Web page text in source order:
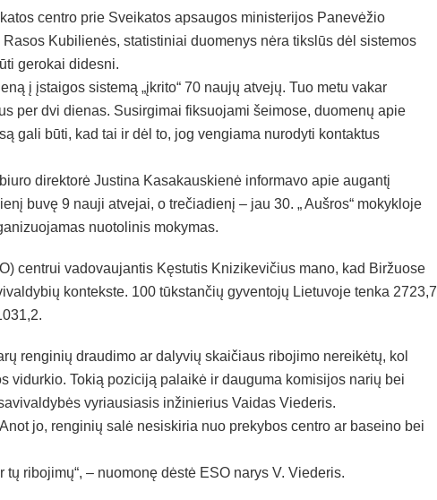
centro prie Sveikatos apsaugos ministerijos Panevėžio
Kubilienės, statistiniai duomenys nėra tikslūs dėl sistemos
gerokai didesni.
į įstaigos sistemą „įkrito“ 70 naujų atvejų. Tuo metu vakar
per dvi dienas. Susirgimai fiksuojami šeimose, duomenų apie
gali būti, kad tai ir dėl to, jog vengiama nurodyti kontaktus
direktorė Justina Kasakauskienė informavo apie augantį
buvę 9 nauji atvejai, o trečiadienį – jau 30. „ Aušros“ mokykloje
nuotolinis mokymas.
centrui vadovaujantis Kęstutis Knizikevičius mano, kad Biržuose
kontekste. 100 tūkstančių gyventojų Lietuvoje tenka 2723,7
renginių draudimo ar dalyvių skaičiaus ribojimo nereikėtų, kol
vidurkio. Tokią poziciją palaikė ir dauguma komisijos narių bei
vyriausiasis inžinierius Vaidas Viederis.
jo, renginių salė nesiskiria nuo prekybos centro ar baseino bei
ribojimų“, – nuomonę dėstė ESO narys V. Viederis.